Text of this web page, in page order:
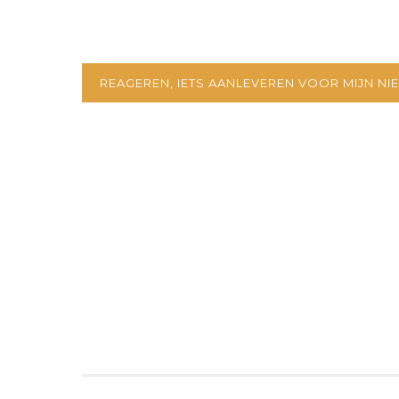
REAGEREN, IETS AANLEVEREN VOOR MIJN